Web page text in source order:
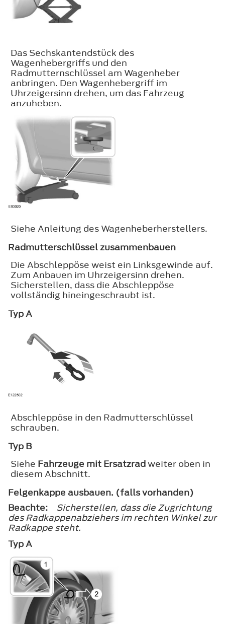
Das Sechskantendstück des
Wagenhebergriffs und den
Radmutternschlüssel am Wagenheber
anbringen. Den Wagenhebergriff im
Uhrzeigersinn drehen, um das Fahrzeug
anzuheben.
Siehe Anleitung des Wagenheberherstellers.
Radmutterschlüssel zusammenbauen
Die Abschleppöse weist ein Linksgewinde auf.
Zum Anbauen im Uhrzeigersinn drehen.
Sicherstellen, dass die Abschleppöse
vollständig hineingeschraubt ist.
Typ A
Abschleppöse in den Radmutterschlüssel
schrauben.
Typ B
Siehe Fahrzeuge mit Ersatzradweiter oben in
diesem Abschnitt.
Felgenkappe ausbauen. (falls vorhanden)
Beachte:
Sicherstellen, dass die Zugrichtung
des Radkappenabziehers im rechten Winkel zur
Radkappe steht.
Typ A